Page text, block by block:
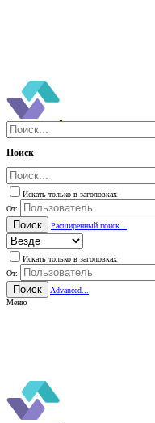
Поиск
Искать только в заголовках
От:
Поиск Расширенный поиск...
Искать только в заголовках
От:
Поиск
Advanced...
Меню